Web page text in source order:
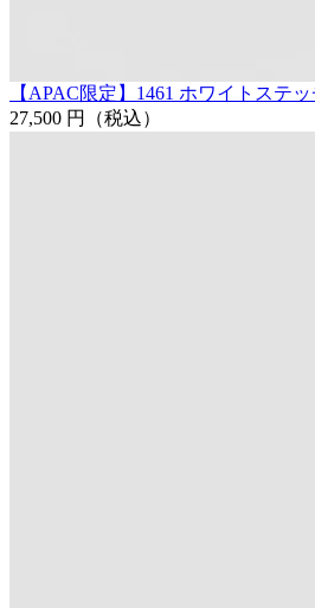
【APAC限定】1461 ホワイトステ
27,500 円
（税込）